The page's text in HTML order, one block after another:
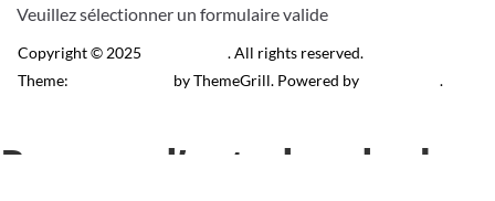
Veuillez sélectionner un formulaire valide
Copyright © 2025
. All rights reserved.
Theme:
by ThemeGrill. Powered by .
Recevez l’actu locale de